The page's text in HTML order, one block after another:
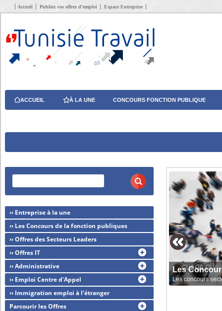
Accueil Publiez vos offres d’emploi Espace Entreprise
ACCUEIL À LA UNE CONCOURS FONCTION PUBLIQUE
Les
Les concours
›› Entreprise à la une
›› Les Concours de la fonction publiques
›› Offres des Secteurs Leaders
›› Offres IT
›› Administrative
›› Emploi Centre d'Appel
›› Immigration emploi à l'étranger
Parcourir les Offres